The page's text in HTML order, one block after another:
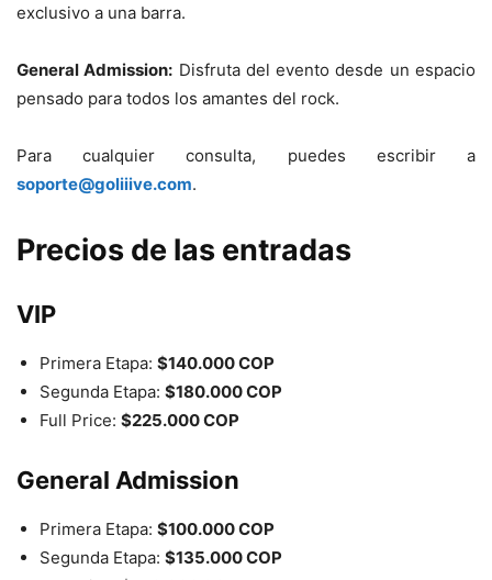
exclusivo a una barra.
General Admission: Disfruta del evento desde un espacio
pensado para todos los amantes del rock.
Para cualquier consulta, puedes escribir a
soporte@goliiive.com.
Precios de las entradas
VIP
Primera Etapa: $140.000 COP
Segunda Etapa: $180.000 COP
Full Price: $225.000 COP
General Admission
Primera Etapa: $100.000 COP
Segunda Etapa: $135.000 COP